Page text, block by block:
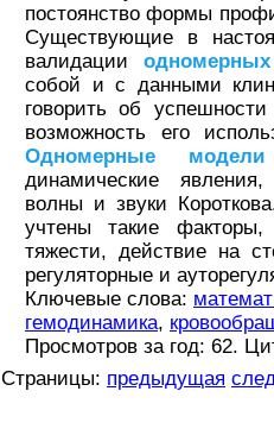
постоянство формы
Существующие в
валидацииодномерных
собой и с данными
говорить об
возможность его
Одномерные
модели
динамические
волны и звуки
учтены такие
тяжести, действие на
регуляторные и
Ключевые слова:
гемодинамика,
Просмотров за год: 62.
Страницы: предыдущая